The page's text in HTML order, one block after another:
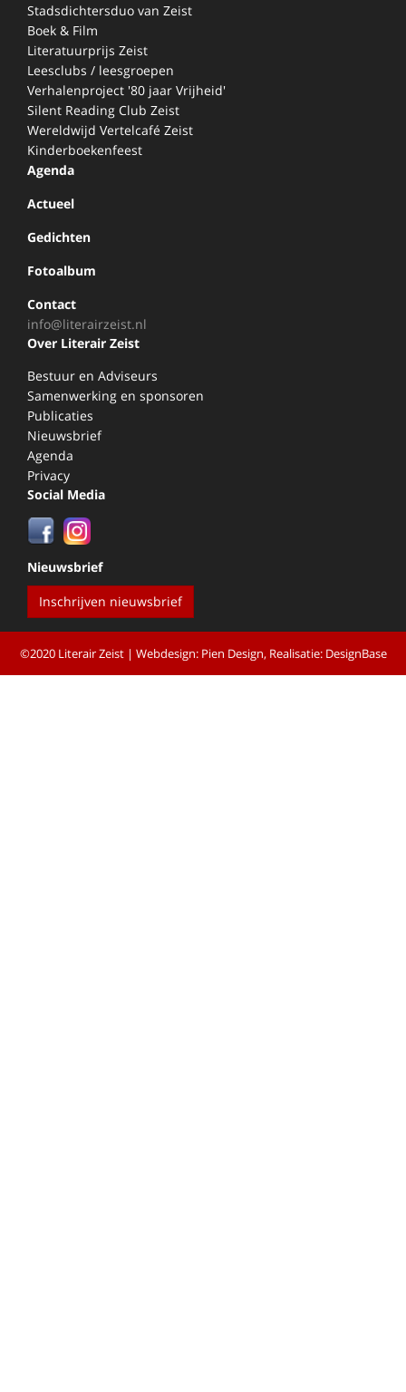
Stadsdichtersduo van Zeist
Boek & Film
Literatuurprijs Zeist
Leesclubs / leesgroepen
Verhalenproject '80 jaar Vrijheid'
Silent Reading Club Zeist
Wereldwijd Vertelcafé Zeist
Kinderboekenfeest
Agenda
Actueel
Gedichten
Fotoalbum
Contact
info@literairzeist.nl
Over Literair Zeist
Bestuur en Adviseurs
Samenwerking en sponsoren
Publicaties
Nieuwsbrief
Agenda
Privacy
Social Media
Nieuwsbrief
Inschrijven nieuwsbrief
©2020 Literair Zeist | Webdesign: Pien Design, Realisatie: DesignBase